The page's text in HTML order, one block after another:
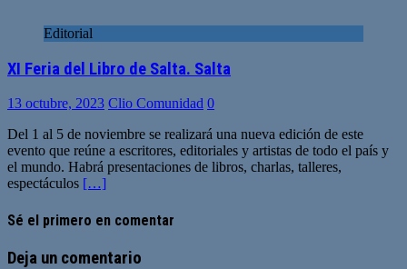
Editorial
XI Feria del Libro de Salta. Salta
13 octubre, 2023 Clio Comunidad 0
Del 1 al 5 de noviembre se realizará una nueva edición de este
evento que reúne a escritores, editoriales y artistas de todo el país y
el mundo. Habrá presentaciones de libros, charlas, talleres,
espectáculos […]
Sé el primero en comentar
Deja un comentario